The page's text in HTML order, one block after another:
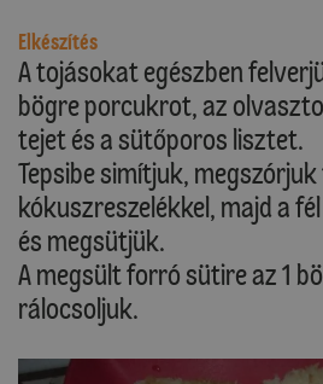
Elkészítés
A tojásokat egészben
bögre porcukrot, az
tejet és a sütőporos lisztet.
Tepsibe simítjuk,
kókuszreszelékkel, majd a
és megsütjük.
A megsült forró sütire az 1
rálocsoljuk.